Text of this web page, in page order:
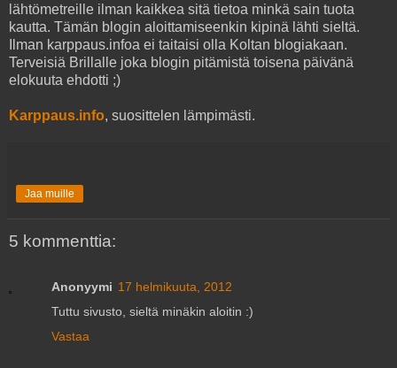
lähtömetreille ilman kaikkea sitä tietoa minkä sain tuota
kautta. Tämän blogin aloittamiseenkin kipinä lähti sieltä.
Ilman karppaus.infoa ei taitaisi olla Koltan blogiakaan.
Terveisiä Brillalle joka blogin pitämistä toisena päivänä
elokuuta ehdotti ;)
Karppaus.info, suosittelen lämpimästi.
Jaa muille
5 kommenttia:
Anonyymi 17 helmikuuta, 2012
Tuttu sivusto, sieltä minäkin aloitin :)
Vastaa